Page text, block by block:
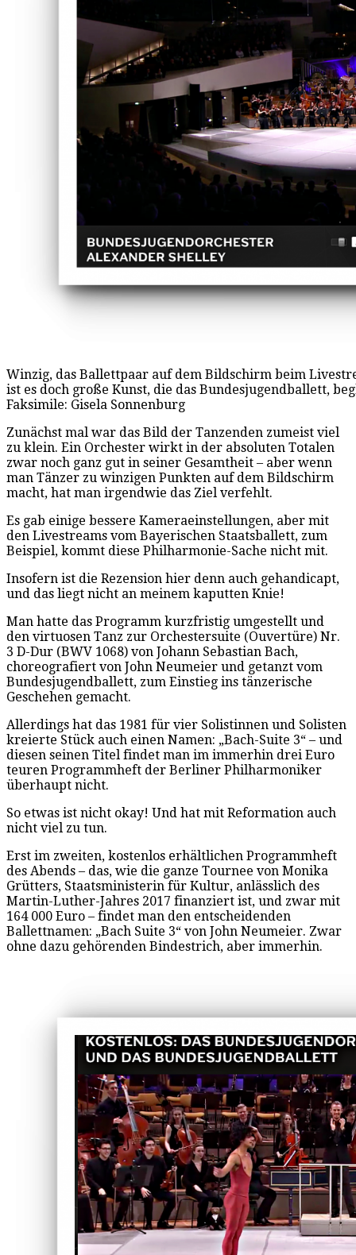
Winzig, das Ballettpaar auf dem Bildschirm beim
ist es doch große Kunst, die das Bundesjugendballett,
Faksimile: Gisela Sonnenburg
Zunächst mal war das Bild der Tanzenden zumeist viel
zu klein. Ein Orchester wirkt in der absoluten Totalen
zwar noch ganz gut in seiner Gesamtheit – aber wenn
man Tänzer zu winzigen Punkten auf dem Bildschirm
macht, hat man irgendwie das Ziel verfehlt.
Es gab einige bessere Kameraeinstellungen, aber mit
den Livestreams vom Bayerischen Staatsballett, zum
Beispiel, kommt diese Philharmonie-Sache nicht mit.
Insofern ist die Rezension hier denn auch gehandicapt,
und das liegt nicht an meinem kaputten Knie!
Man hatte das Programm kurzfristig umgestellt und
den virtuosen Tanz zur Orchestersuite (Ouvertüre) Nr.
3 D-Dur (BWV 1068) von Johann Sebastian Bach,
choreografiert von John Neumeier und getanzt vom
Bundesjugendballett, zum Einstieg ins tänzerische
Geschehen gemacht.
Allerdings hat das 1981 für vier Solistinnen und Solisten
kreierte Stück auch einen Namen: „Bach-Suite 3“ – und
diesen seinen Titel findet man im immerhin drei Euro
teuren Programmheft der Berliner Philharmoniker
überhaupt nicht.
So etwas ist nicht okay! Und hat mit Reformation auch
nicht viel zu tun.
Erst im zweiten, kostenlos erhältlichen Programmheft
des Abends – das, wie die ganze Tournee von Monika
Grütters, Staatsministerin für Kultur, anlässlich des
Martin-Luther-Jahres 2017 finanziert ist, und zwar mit
164 000 Euro – findet man den entscheidenden
Ballettnamen: „Bach Suite 3“ von John Neumeier. Zwar
ohne dazu gehörenden Bindestrich, aber immerhin.